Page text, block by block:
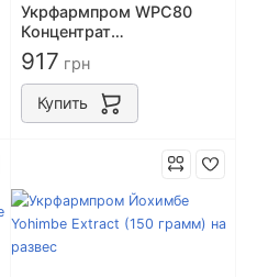
Укрфармпром WPC80
Концентрат
Сывороточного Белка
80% (1 кг) на развес
917 грн
Купить